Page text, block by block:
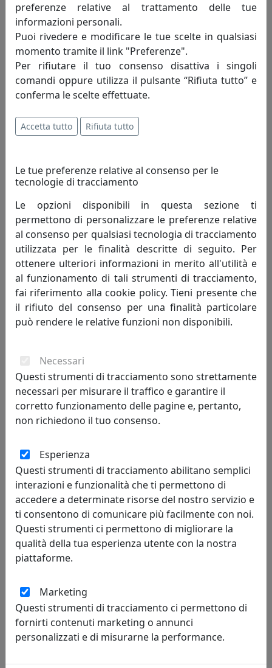
TAVOLINO BASSO ROTONDO, LINEA DRAPPEGGI D'AUTORE,
TRASPARENTE, CATALOGO IPLEX, CODICE I00206069TAC
IPlex
149,00 €
TAVOLINO BASSO, LINEA DRAPPEGGI, COLORE BIANCO,
CATALOGO IPLEX, CODICE I00206042P01
IPlex
316,00 €
TAVOLINO BASSO, LINEA DRAPPEGGI, FUMÈ, CATALOGO IPLEX,
CODICE I00206042T74
IPlex
316,00 €
preferenze relative al trattamento delle tue
informazioni personali.
Puoi rivedere e modificare le tue scelte in qualsiasi
momento tramite il link "Preferenze".
Per rifiutare il tuo consenso disattiva i singoli
comandi oppure utilizza il pulsante “Rifiuta tutto” e
conferma le scelte effettuate.
Accetta tutto Rifiuta tutto
Le tue preferenze relative al consenso per le
tecnologie di tracciamento
Le opzioni disponibili in questa sezione ti
permettono di personalizzare le preferenze relative
al consenso per qualsiasi tecnologia di tracciamento
utilizzata per le finalità descritte di seguito. Per
ottenere ulteriori informazioni in merito all'utilità e
al funzionamento di tali strumenti di tracciamento,
fai riferimento alla cookie policy. Tieni presente che
il rifiuto del consenso per una finalità particolare
può rendere le relative funzioni non disponibili.
Necessari
Questi strumenti di tracciamento sono strettamente
necessari per misurare il traffico e garantire il
corretto funzionamento delle pagine e, pertanto,
non richiedono il tuo consenso.
Esperienza
Questi strumenti di tracciamento abilitano semplici
interazioni e funzionalità che ti permettono di
accedere a determinate risorse del nostro servizio e
ti consentono di comunicare più facilmente con noi.
Questi strumenti ci permettono di migliorare la
qualità della tua esperienza utente con la nostra
piattaforme.
Marketing
Questi strumenti di tracciamento ci permettono di
fornirti contenuti marketing o annunci
personalizzati e di misurarne la performance.